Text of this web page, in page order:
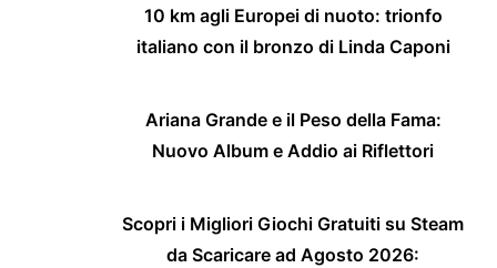
10 km agli Europei di nuoto: trionfo
italiano con il bronzo di Linda Caponi
Ariana Grande e il Peso della Fama:
Nuovo Album e Addio ai Riflettori
Scopri i Migliori Giochi Gratuiti su Steam
da Scaricare ad Agosto 2026: